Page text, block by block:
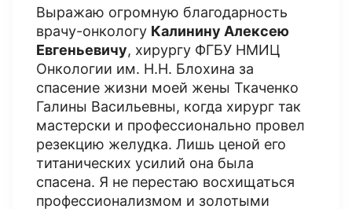
Выражаю огромную благодарность
врачу-онкологу Калинину Алексею
Евгеньевичу, хирургу ФГБУ НМИЦ
Онкологии им. Н.Н. Блохина за
спасение жизни моей жены Ткаченко
Галины Васильевны, когда хирург так
мастерски и профессионально провел
резекцию желудка. Лишь ценой его
титанических усилий она была
спасена. Я не перестаю восхищаться
профессионализмом и золотыми